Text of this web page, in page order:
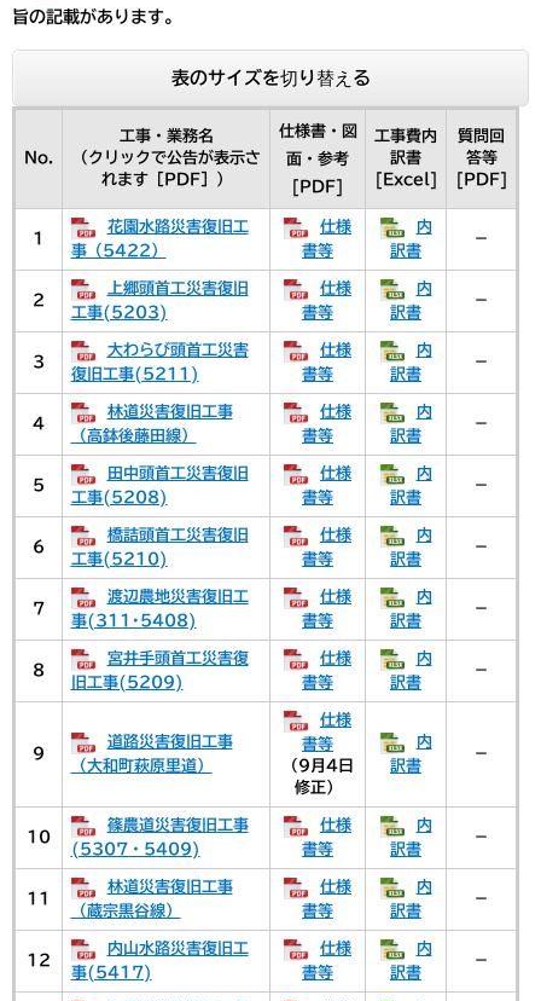
旨の記載があります。
表のサイズを切り替える
No.
工事・業務名
（クリックで公告が表示さ
れます［PDF］）
仕様書・図
面・参考
[PDF]
工事費内
訳書
[Excel]
質問回
答等
[PDF]
1
花園水路災害復旧工
事（5422）
仕様
書等
内
訳書
－
2
上郷頭首工災害復旧
工事(5203)
仕様
書等
内
訳書
－
3
大わらび頭首工災害
復旧工事(5211)
仕様
書等
内
訳書
－
4
林道災害復旧工事
（高鉢後藤田線）
仕様
書等
内
訳書
－
5
田中頭首工災害復旧
工事(5208)
仕様
書等
内
訳書
－
6
橋詰頭首工災害復旧
工事(5210)
仕様
書等
内
訳書
－
7
渡辺農地災害復旧工
事(311･5408)
仕様
書等
内
訳書
－
8
宮井手頭首工災害復
旧工事(5209)
仕様
書等
内
訳書
－
9
道路災害復旧工事
（大和町萩原里道）
仕様
書等
（9月4日
修正）
内
訳書
－
10
篠農道災害復旧工事
(5307・5409)
仕様
書等
内
訳書
－
11
林道災害復旧工事
（蔵宗黒谷線）
仕様
書等
内
訳書
－
12
内山水路災害復旧工
事(5417)
仕様
書等
内
訳書
－